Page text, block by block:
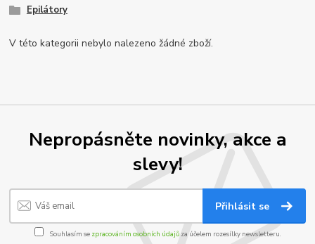
Epilátory
V této kategorii nebylo nalezeno žádné zboží.
Nepropásněte novinky, akce a
slevy!
Přihlásit se
Souhlasím se zpracováním osobních údajůza účelem rozesílky newsletteru.